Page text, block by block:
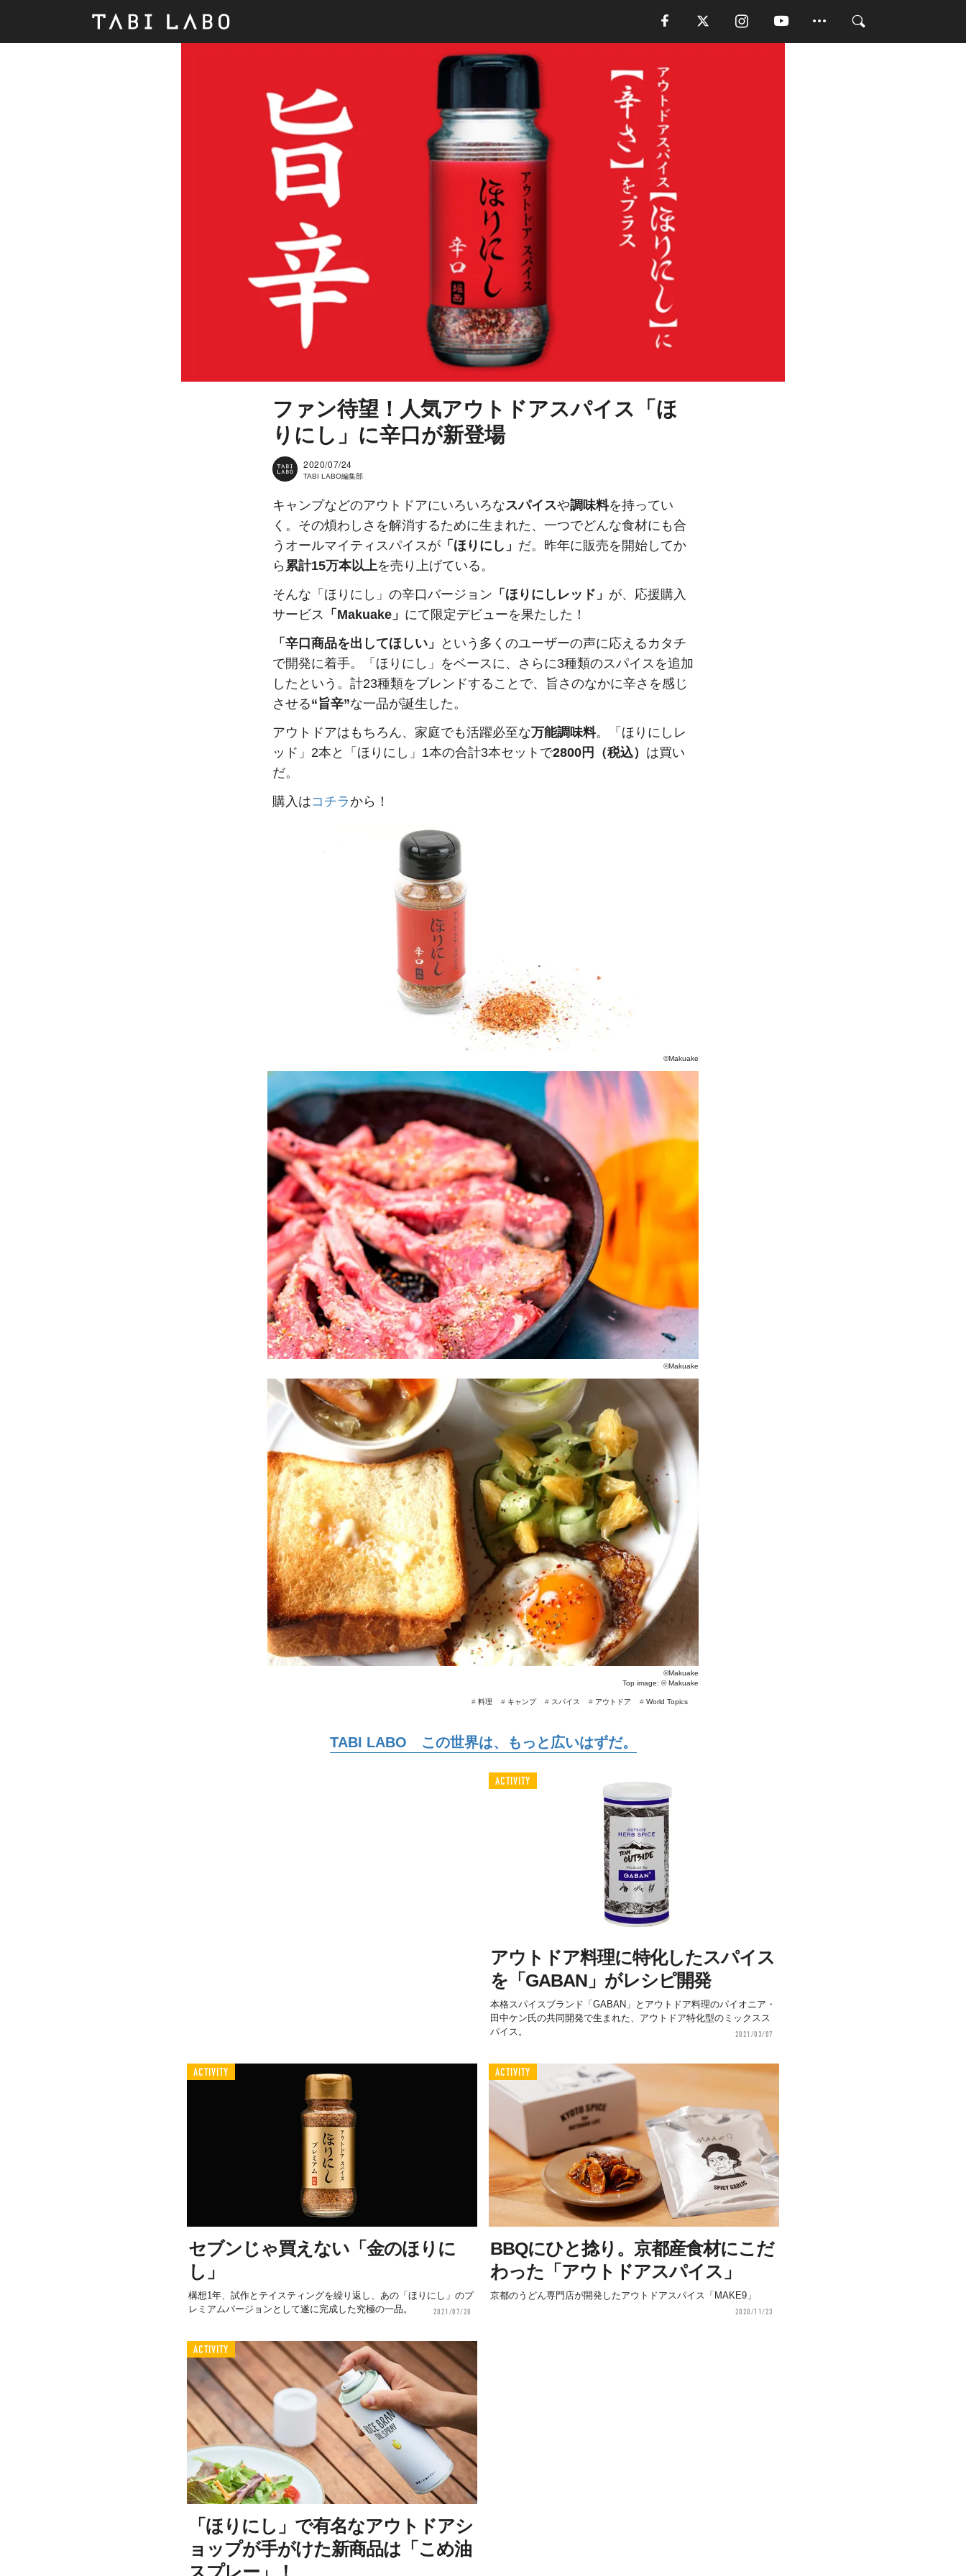
ファン待望！人気アウトドアスパイス「ほ
りにし」に辛口が新登場
2020/07/24
TABI LABO編集部
キャンプなどのアウトドアにいろいろなスパイスや調味料を持ってい
く。その煩わしさを解消するために生まれた、一つでどんな食材にも合
うオールマイティスパイスが 「ほりにし」 だ。昨年に販売を開始してか
ら 累計15万本以上を売り上げている。
そんな「ほりにし」の辛口バージョン 「ほりにしレッド」 が、応援購入
サービス 「Makuake」 にて限定デビューを果たした！
「辛口商品を出してほしい」
という多くのユーザーの声に応えるカタチ
で開発に着手。「ほりにし」をベースに、さらに3種類のスパイスを追加
したという。計23種類をブレンドすることで、旨さのなかに辛さを感じ
させる“旨辛”な一品が誕生した。
アウトドアはもちろん、家庭でも活躍必至な万能調味料。「ほりにしレ
ッド」2本と「ほりにし」1本の合計3本セットで2800円（税込） は買い
だ。
購入はコチラから！
©Makuake
©Makuake
©Makuake
Top image: ©Makuake
# World Topics
# アウトドア
# スパイス
# キャンプ
# 料理
TABI LABO この世界は、もっと広いはずだ。
ACTIVITY
アウトドア料理に特化したスパイス
を「GABAN」がレシピ開発
本格スパイスブランド「GABAN」とアウトドア料理のパイオニア・
田中ケン氏の共同開発で生まれた、アウトドア特化型のミックスス
パイス。
2021/03/07
ACTIVITY
セブンじゃ買えない「金のほりに
し」
構想1年、試作とテイスティングを繰り返し、あの「ほりにし」のプ
レミアムバージョンとして遂に完成した究極の一品。
2021/07/20
ACTIVITY
BBQにひと捻り。京都産食材にこだ
わった「アウトドアスパイス」
京都のうどん専門店が開発したアウトドアスパイス「MAKE9」
2020/11/23
ACTIVITY
「ほりにし」で有名なアウトドアシ
ョップが手がけた新商品は「こめ油
スプレー」！